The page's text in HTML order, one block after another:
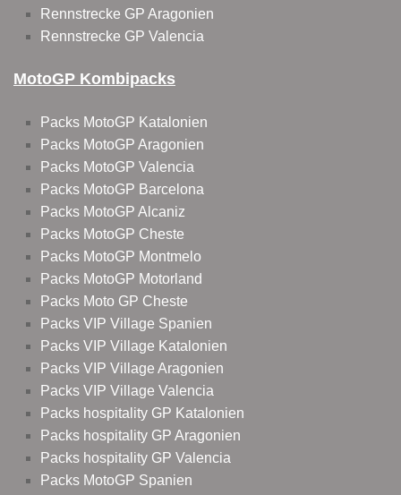
Rennstrecke GP Aragonien
Rennstrecke GP Valencia
MotoGP Kombipacks
Packs MotoGP Katalonien
Packs MotoGP Aragonien
Packs MotoGP Valencia
Packs MotoGP Barcelona
Packs MotoGP Alcaniz
Packs MotoGP Cheste
Packs MotoGP Montmelo
Packs MotoGP Motorland
Packs Moto GP Cheste
Packs VIP Village Spanien
Packs VIP Village Katalonien
Packs VIP Village Aragonien
Packs VIP Village Valencia
Packs hospitality GP Katalonien
Packs hospitality GP Aragonien
Packs hospitality GP Valencia
Packs MotoGP Spanien